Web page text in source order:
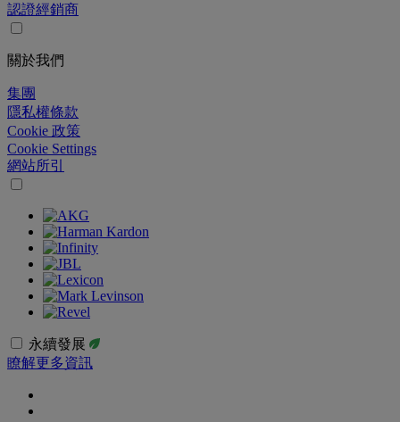
認證經銷商
關於我們
集團
隱私權條款
Cookie 政策
Cookie Settings
網站所引
永續發展
瞭解更多資訊